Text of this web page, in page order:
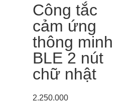
Công tắc
cảm ứng
thông minh
BLE 2 nút
chữ nhật
2.250.000